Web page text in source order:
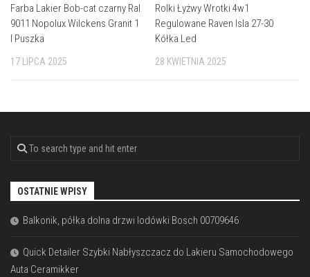
Farba Lakier Bob-cat czarny Ral
9011 Nopolux Wilckens Granit 1
l Puszka
17 LIPCA 2025
Rolki Łyżwy Wrotki 4w1
Regulowane Raven Isla 27-30
Kółka Led
28 KWIETNIA 2025
OSTATNIE WPISY
Balkonik, półka dolna drzwi lodówki Bosch 00709646
Quick Detailer Szybki Nabłyszczacz do Lakieru Samochodowego
Auta Ceramikker